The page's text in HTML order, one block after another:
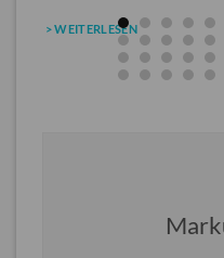
> WEITERLESEN